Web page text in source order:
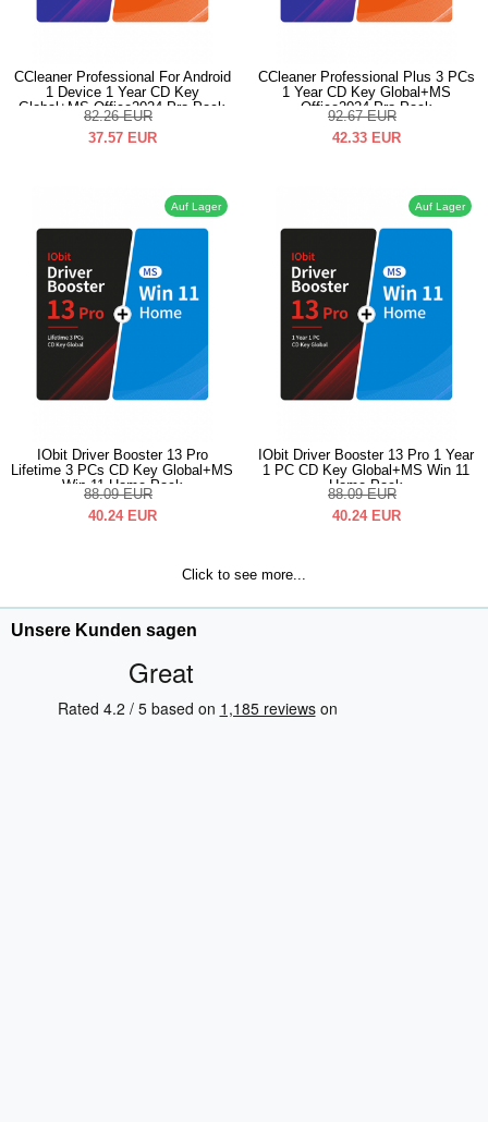
CCleaner Professional For Android
1 Device 1 Year CD Key
Global+MS Office2024 Pro Pack
82.26 EUR
37.57 EUR
CCleaner Professional Plus 3 PCs
1 Year CD Key Global+MS
Office2024 Pro Pack
92.67 EUR
42.33 EUR
Auf Lager
IObit Driver Booster 13 Pro
Lifetime 3 PCs CD Key Global+MS
Win 11 Home Pack
88.09 EUR
40.24 EUR
Auf Lager
IObit Driver Booster 13 Pro 1 Year
1 PC CD Key Global+MS Win 11
Home Pack
88.09 EUR
40.24 EUR
Click to see more...
Unsere Kunden sagen